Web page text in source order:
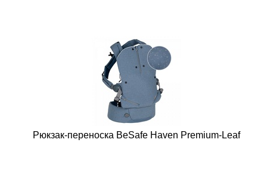
Рюкзак-переноска BeSafe Haven Premium-Leaf